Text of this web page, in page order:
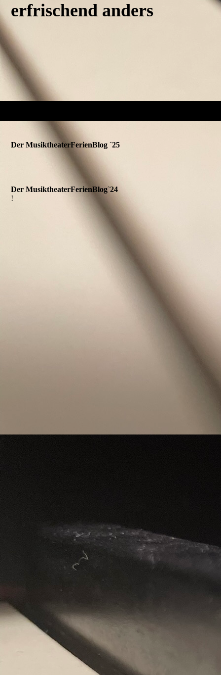
erfrischend anders
Der MusiktheaterFerienBlog `25
Der MusiktheaterFerienBlog`24
!